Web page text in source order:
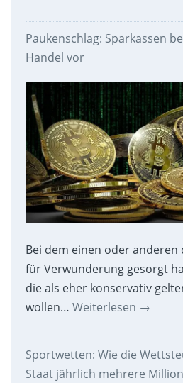
Paukenschlag: Sparkassen
Handel vor
Bei dem einen oder
für Verwunderung gesorgt
die als eher konservativ
wollen… Weiterlesen →
Sportwetten: Wie die
Staat jährlich mehrere